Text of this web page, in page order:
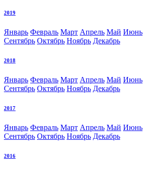
2019
Январь Февраль Март Апрель Май Июнь
Сентябрь Октябрь Ноябрь Декабрь
2018
Январь Февраль Март Апрель Май Июнь
Сентябрь Октябрь Ноябрь Декабрь
2017
Январь Февраль Март Апрель Май Июнь
Сентябрь Октябрь Ноябрь Декабрь
2016